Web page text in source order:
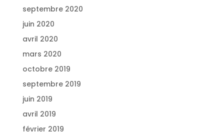
septembre 2020
juin 2020
avril 2020
mars 2020
octobre 2019
septembre 2019
juin 2019
avril 2019
février 2019